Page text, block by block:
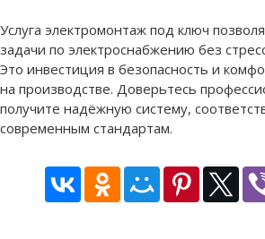
Услуга электромонтаж под ключ
задачи по электроснабжению без
Это инвестиция в безопасность и
на производстве. Доверьтесь
получите надёжную систему,
современным стандартам.